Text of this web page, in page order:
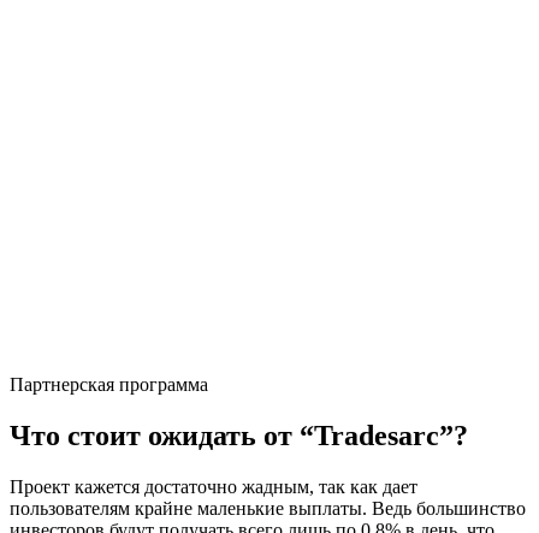
Партнерская программа
Что стоит ожидать от “Tradesarc”?
Проект кажется достаточно жадным, так как дает
пользователям крайне маленькие выплаты. Ведь большинство